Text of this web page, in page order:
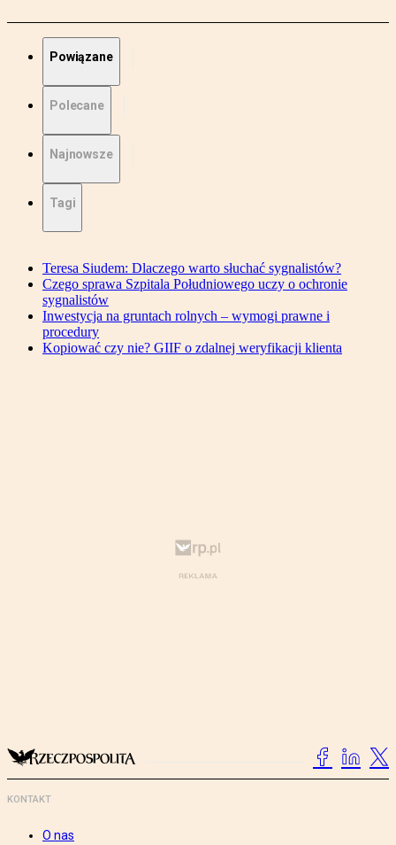
Powiązane
Polecane
Najnowsze
Tagi
Teresa Siudem: Dlaczego warto słuchać sygnalistów?
Czego sprawa Szpitala Południowego uczy o ochronie
sygnalistów
Inwestycja na gruntach rolnych – wymogi prawne i
procedury
Kopiować czy nie? GIIF o zdalnej weryfikacji klienta
KONTAKT
O nas